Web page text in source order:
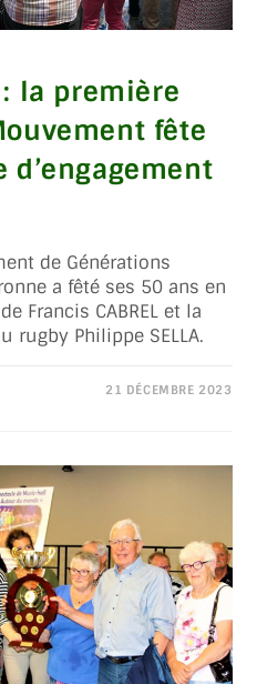
la première
fête
de Générations
a fêté ses 50 ans en
Francis CABREL et la
rugby Philippe SELLA.
21 DÉCEMBRE 2023